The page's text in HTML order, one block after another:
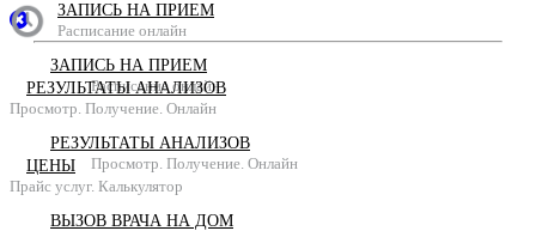
ЗАПИСЬ НА ПРИЕМ
Расписание онлайн
РЕЗУЛЬТАТЫ АНАЛИЗОВ
Просмотр. Получение. Онлайн
ВЫЗОВ ВРАЧА НА ДОМ
ЗАПИСЬ НА ПРИЕМ
Расписание онлайн
РЕЗУЛЬТАТЫ АНАЛИЗОВ
Просмотр. Получение. Онлайн
ЦЕНЫ
Прайс услуг. Калькулятор